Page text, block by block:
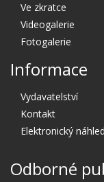
Ve zkratce
Videogalerie
Fotogalerie
Informace
Vydavatelství
Kontakt
Elektronický náhled
Odborné